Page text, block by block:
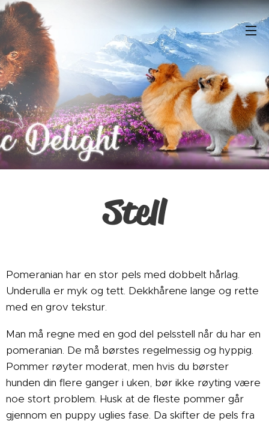
Stell
Pomeranian har en stor pels med dobbelt hårlag.
Underulla er myk og tett. Dekkhårene lange og rette
med en grov tekstur.
Man må regne med en god del pelsstell når du har en
pomeranian. De må børstes regelmessig og hyppig.
Pommer røyter moderat, men hvis du børster
hunden din flere ganger i uken, bør ikke røyting være
noe stort problem. Husk at de fleste pommer går
gjennom en puppy uglies fase. Da skifter de pels fra